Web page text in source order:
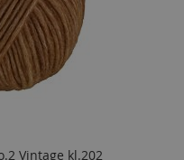
Vintage kl.202